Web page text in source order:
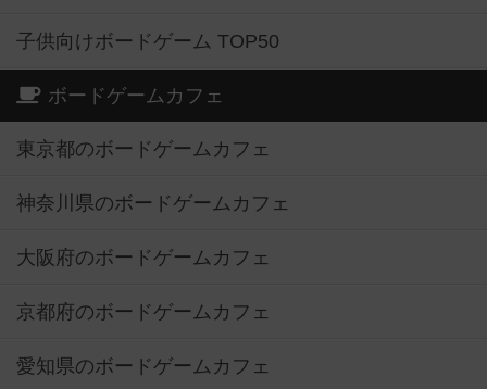
子供向けボードゲーム TOP50
ボードゲームカフェ
東京都のボードゲームカフェ
神奈川県のボードゲームカフェ
大阪府のボードゲームカフェ
京都府のボードゲームカフェ
愛知県のボードゲームカフェ